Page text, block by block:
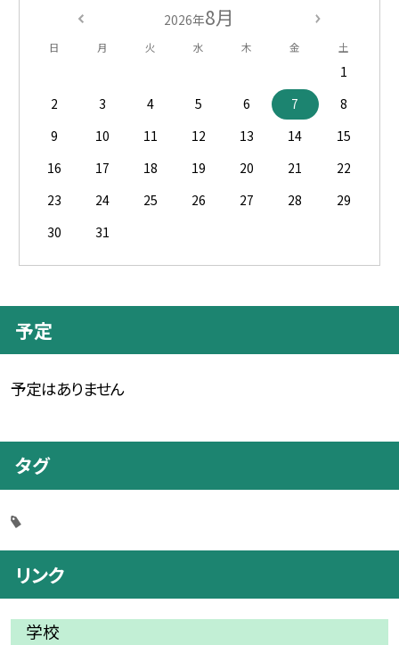
2026年8月
日 月 火 水 木 金 土
1
2
3 4 5 6 7
8
9
10 11 12 13 14
15
16
17 18 19 20 21
22
23
24 25 26 27 28
29
30
31
予定
予定はありません
タグ
リンク
学校